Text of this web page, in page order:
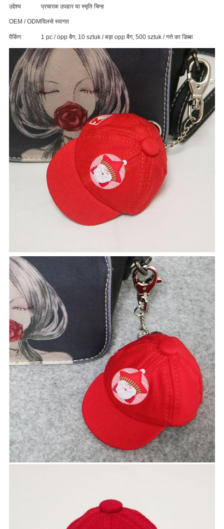
उद्देश्य प्रचारक उपहार या स्मृति चिन्ह
OEM / ODMदिलसे स्वागत
पैकिंग 1 pc / opp बैग, 10 sztuk / बड़ा opp बैग, 500 sztuk / गत्ते का डिब्बा